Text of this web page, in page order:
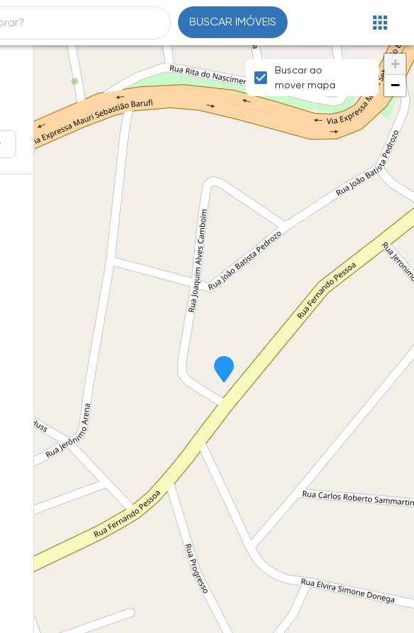
BUSCAR IMÓVEIS
+
−
Buscar ao
mover mapa